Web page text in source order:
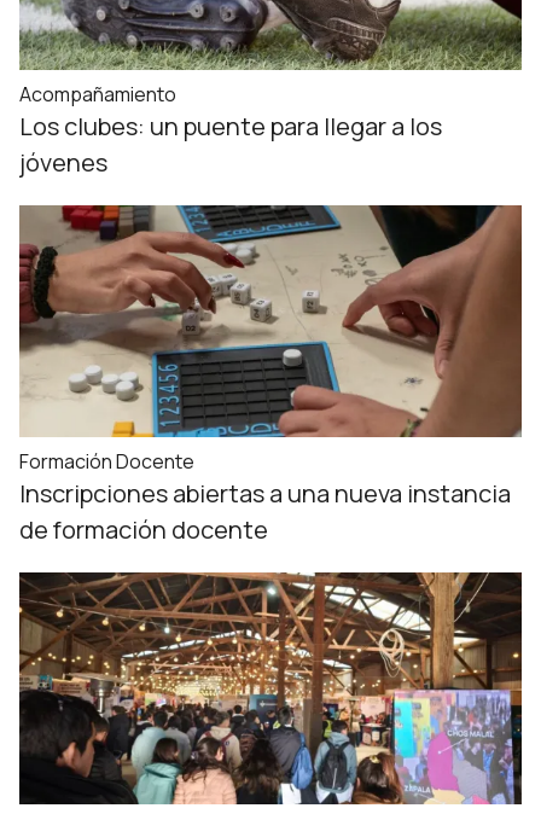
Acompañamiento
Los clubes: un puente para llegar a los
jóvenes
Formación Docente
Inscripciones abiertas a una nueva instancia
de formación docente